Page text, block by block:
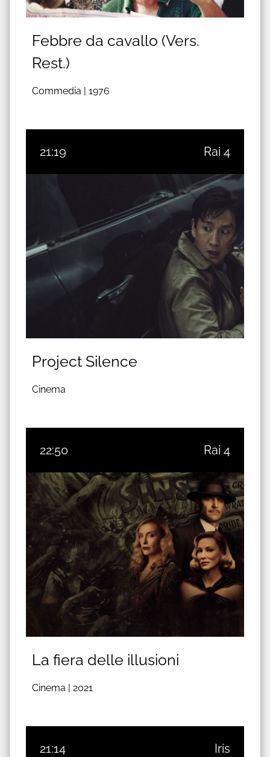
Febbre da cavallo (Vers.
Rest.)
Commedia | 1976
21:19 Rai 4
Project Silence
Cinema
22:50 Rai 4
La fiera delle illusioni
Cinema | 2021
21:14 Iris